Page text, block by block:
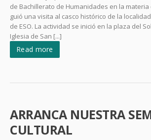
de Bachillerato de Humanidades en la materia
guió una visita al casco histórico de la
de ESO. La actividad se inició en la plaza del
Iglesia de San [...]
Read more
ARRANCA NUESTRA
CULTURAL